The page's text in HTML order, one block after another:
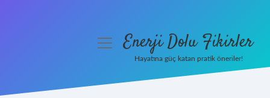
menüyüEnerji Dolu Fikirler
Hayatına güç katan pratik öneriler!